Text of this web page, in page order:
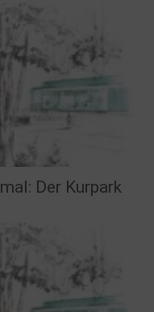
Der Kurpark